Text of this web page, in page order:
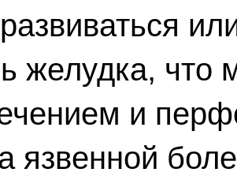
желудка, что
и
язвенной